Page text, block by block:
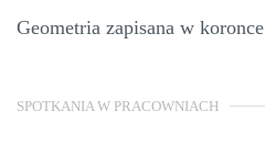
Geometria zapisana w koronce
SPOTKANIA W PRACOWNIACH